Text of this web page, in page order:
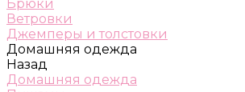
Брюки
Ветровки
Джемперы и толстовки
Домашняя одежда
Назад
Домашняя одежда